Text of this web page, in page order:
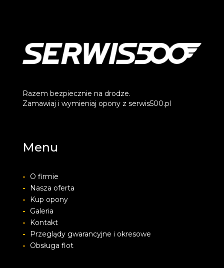
Razem bezpiecznie na drodze.
Zamawiaj i wymieniaj opony z serwis500.pl
Menu
-
O firmie
-
Nasza oferta
-
Kup opony
-
Galeria
-
Kontakt
-
Przeglądy gwarancyjne i okresowe
-
Obsługa flot